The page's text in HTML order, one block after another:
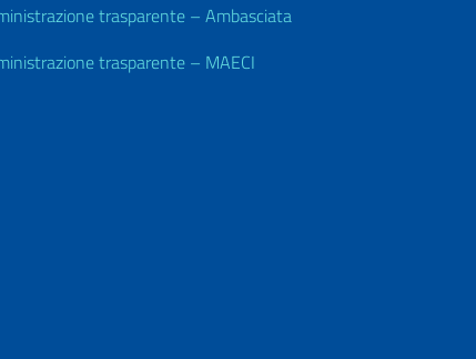
trasparente – Ambasciata
trasparente – MAECI